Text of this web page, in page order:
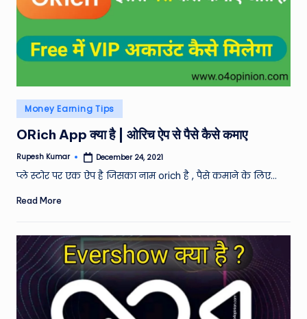
Posted
in
Money Earning Tips
ORich App क्या है | ओरिच ऐप से पैसे कैसे कमाए
Posted
by
Rupesh Kumar December 24, 2021
प्ले स्टोर पर एक ऐप है जिसका नाम orich है , पैसे कमाने के लिए…
Read More